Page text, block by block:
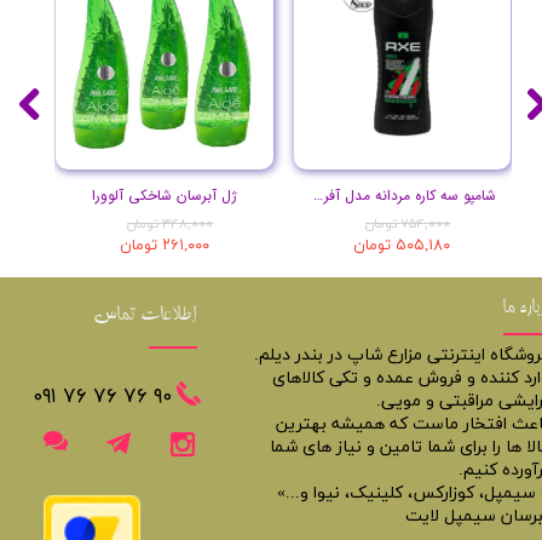
ژل آبرسان شاخکی آلوورا
۳۴۸,۰۰۰ تومان
۲۶۱,۰۰۰ تومان
شامپو سه کاره مردانه مدل آفریقا حجم 400 میل
۷۵۴,۰۰۰ تومان
۵۰۵,۱۸۰ تومان
ما
اینترنتی مزارع شاپ در بندر دیلم.
کننده و فروش عمده و تکی کالاهای
مراقبتی و مویی.
افتخار ماست که همیشه بهترین
ها را برای شما تامین و نیاز های شما
کنیم.
سیمپل، کوزارکس، کلینیک، نیوا و...»
سیمپل لایت
اطلاعات تماس
​​٩٠ ٧۶ ٧۶ ٧۶ ٠٩١